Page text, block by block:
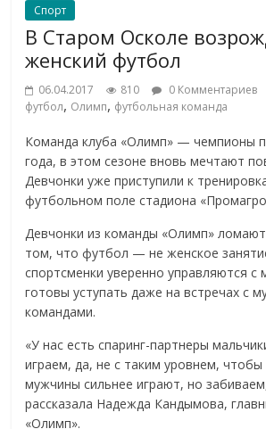
Спорт
В Старом Осколе
женский футбол
06.04.2017 810 0 Комментариев
футбол, Олимп, футбольная команда
Команда клуба «Олимп» — чемпионы
года, в этом сезоне вновь мечтают
Девчонки уже приступили к
футбольном поле стадиона
Девчонки из команды «Олимп»
том, что футбол — не женское
спортсменки уверенно управляются с
готовы уступать даже на встречах с
командами.
«У нас есть спаринг-партнеры
играем, да, не с таким уровнем, чтобы
мужчины сильнее играют, но
рассказала Надежда Кандымова,
«Олимп».